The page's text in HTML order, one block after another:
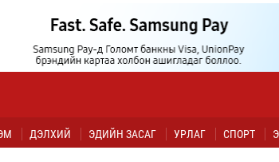
ДЭЛХИЙ ЭДИЙН ЗАСАГ УРЛАГ СПОРТ